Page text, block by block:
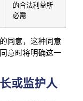
的合法利益所
必需
同意，这种同意
意时将明确这一
或监护人